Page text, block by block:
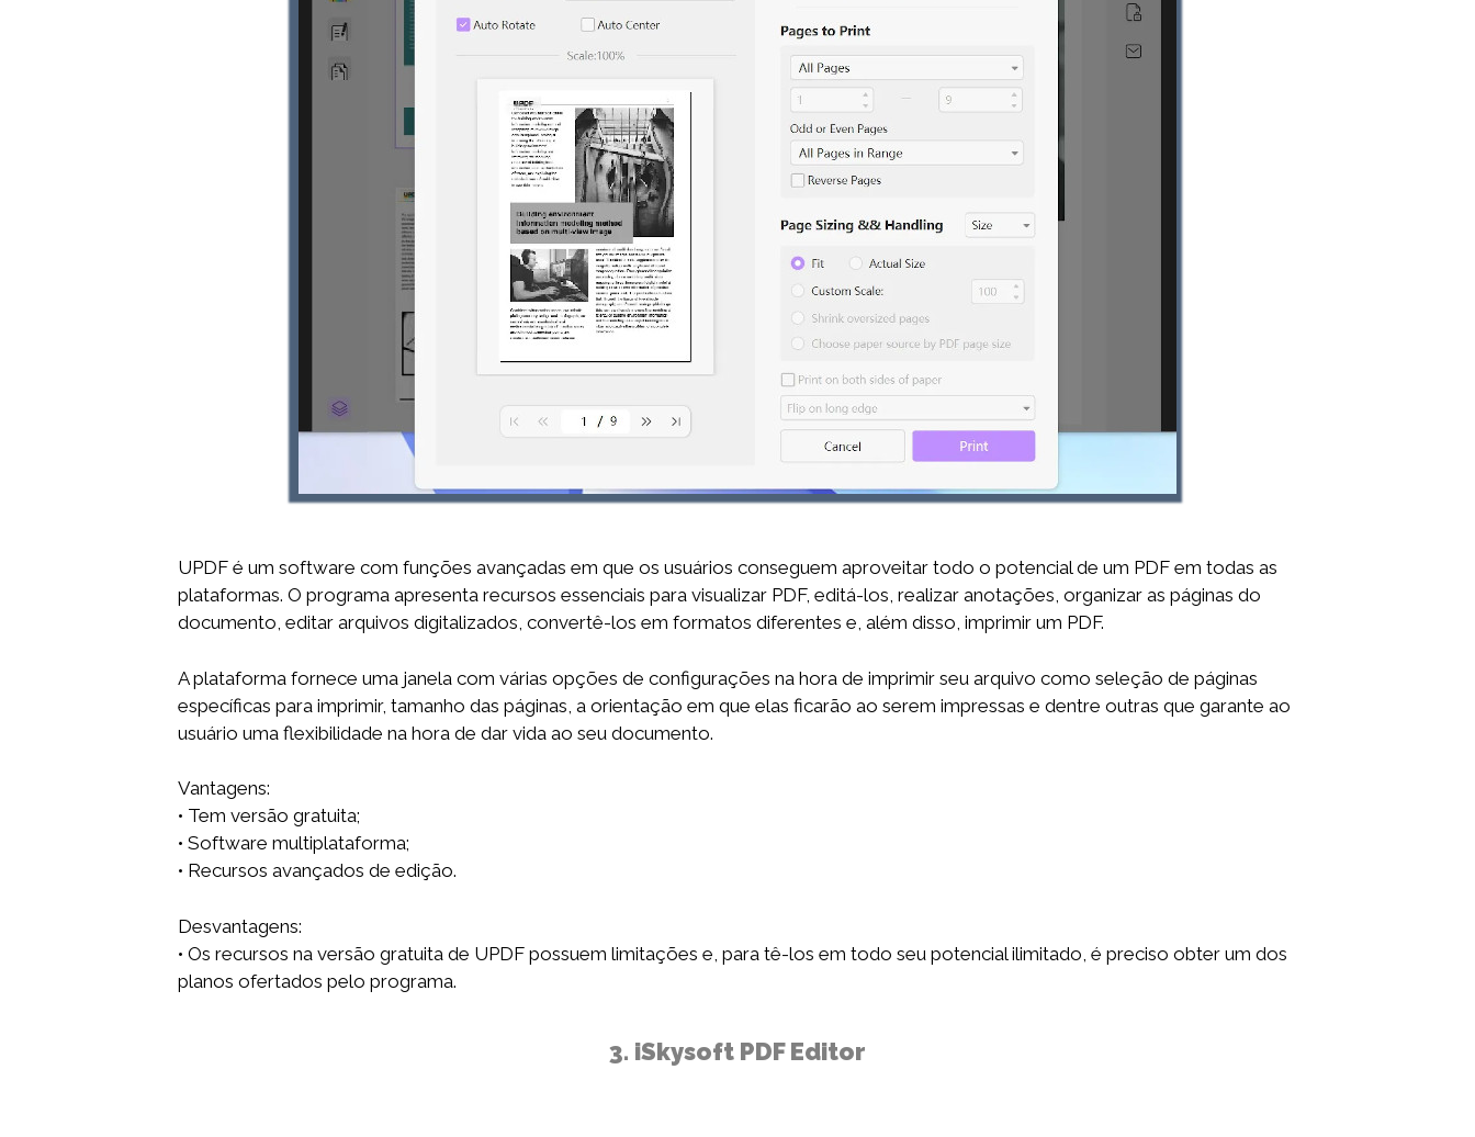
UPDF é um software com funções avançadas em que os usuários conseguem aproveitar todo o potencial de um PDF em todas as
plataformas. O programa apresenta recursos essenciais para visualizar PDF, editá-los, realizar anotações, organizar as páginas do
documento, editar arquivos digitalizados, convertê-los em formatos diferentes e, além disso, imprimir um PDF.
A plataforma fornece uma janela com várias opções de configurações na hora de imprimir seu arquivo como seleção de páginas
específicas para imprimir, tamanho das páginas, a orientação em que elas ficarão ao serem impressas e dentre outras que garante ao
usuário uma flexibilidade na hora de dar vida ao seu documento.
Vantagens:
• Tem versão gratuita;
• Software multiplataforma;
• Recursos avançados de edição.
Desvantagens:
• Os recursos na versão gratuita de UPDF possuem limitações e, para tê-los em todo seu potencial ilimitado, é preciso obter um dos
planos ofertados pelo programa.
3. iSkysoft PDF Editor